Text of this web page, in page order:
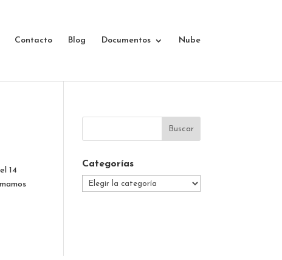
Contacto Blog Documentos Nube
14
Categorías
Categorías